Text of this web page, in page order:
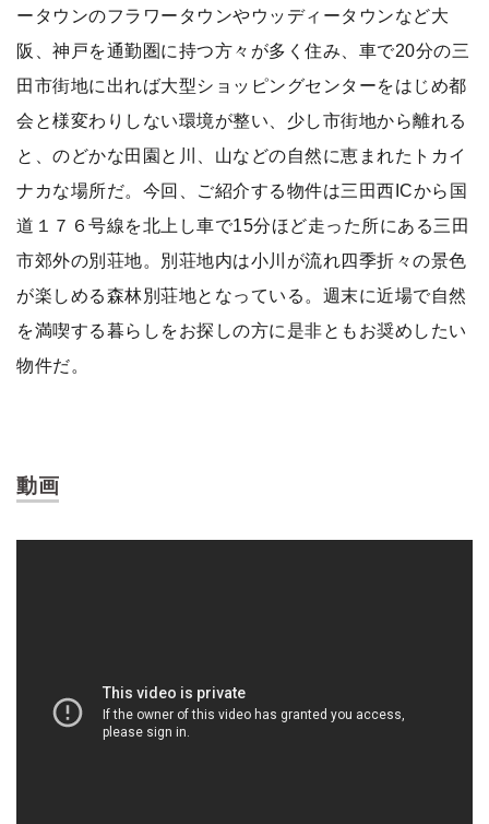
ータウンのフラワータウンやウッディータウンなど大
阪、神戸を通勤圏に持つ方々が多く住み、車で20分の三
田市街地に出れば大型ショッピングセンターをはじめ都
会と様変わりしない環境が整い、少し市街地から離れる
と、のどかな田園と川、山などの自然に恵まれたトカイ
ナカな場所だ。今回、ご紹介する物件は三田西ICから国
道１７６号線を北上し車で15分ほど走った所にある三田
市郊外の別荘地。別荘地内は小川が流れ四季折々の景色
が楽しめる森林別荘地となっている。週末に近場で自然
を満喫する暮らしをお探しの方に是非ともお奨めしたい
物件だ。
動画